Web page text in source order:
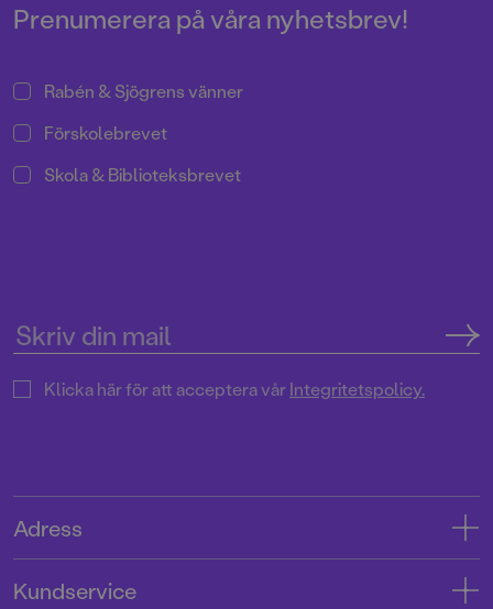
Prenumerera på våra nyhetsbrev!
Rabén & Sjögrens vänner
Förskolebrevet
Skola & Biblioteksbrevet
Klicka här för att acceptera vårIntegritetspolicy.
Adress
Kundservice